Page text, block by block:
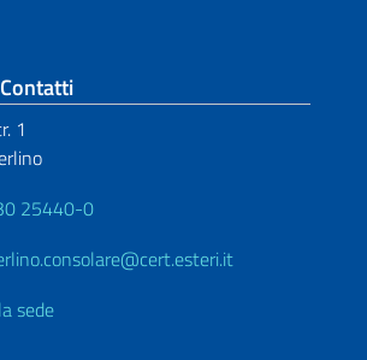
footer
1
25440-0
sede